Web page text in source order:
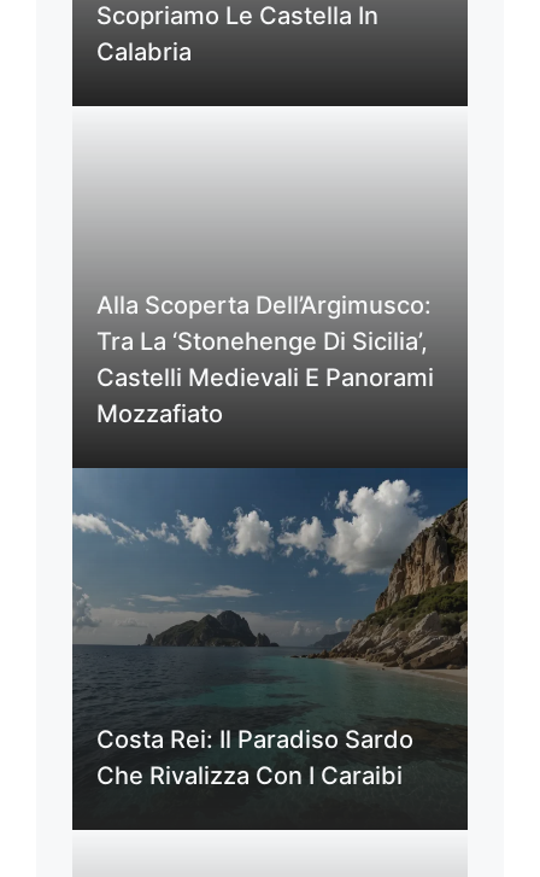
Scopriamo Le Castella In
Calabria
Alla Scoperta Dell’Argimusco:
Tra La ‘Stonehenge Di Sicilia’,
Castelli Medievali E Panorami
Mozzafiato
Costa Rei: Il Paradiso Sardo
Che Rivalizza Con I Caraibi